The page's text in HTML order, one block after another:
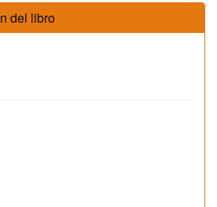
del libro